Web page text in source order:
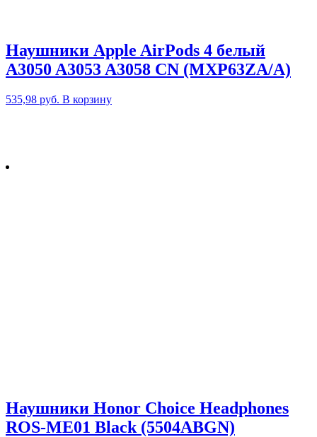
Наушники Apple AirPods 4 белый
A3050 A3053 A3058 CN (MXP63ZA/A)
535,98 руб. В корзину
Наушники Honor Choice Headphones
ROS-ME01 Black (5504ABGN)